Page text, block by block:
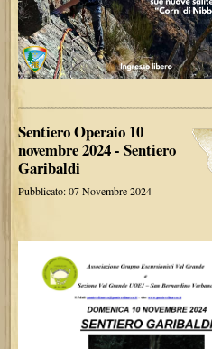
Sentiero Operaio 10
novembre 2024 - Sentiero
Garibaldi
Pubblicato: 07 Novembre 2024